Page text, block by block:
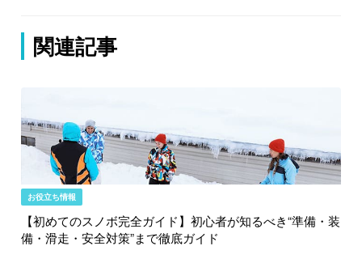
関連記事
お役立ち情報
【初めてのスノボ完全ガイド】初心者が知るべき“準備・装
備・滑走・安全対策”まで徹底ガイド